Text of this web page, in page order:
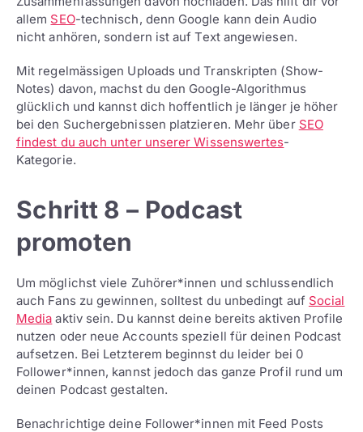
allem SEO-technisch, denn Google kann dein Audio
nicht anhören, sondern ist auf Text angewiesen.
Mit regelmässigen Uploads und Transkripten (Show-
Notes) davon, machst du den Google-Algorithmus
glücklich und kannst dich hoffentlich je länger je höher
bei den Suchergebnissen platzieren. Mehr über SEO
findest du auch unter unserer Wissenswertes-
Kategorie.
Schritt 8 – Podcast
promoten
Um möglichst viele Zuhörer*innen und schlussendlich
auch Fans zu gewinnen, solltest du unbedingt auf Social
Media aktiv sein. Du kannst deine bereits aktiven Profile
nutzen oder neue Accounts speziell für deinen Podcast
aufsetzen. Bei Letzterem beginnst du leider bei 0
Follower*innen, kannst jedoch das ganze Profil rund um
deinen Podcast gestalten.
Benachrichtige deine Follower*innen mit Feed Posts